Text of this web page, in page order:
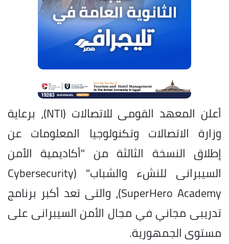
أعلن المعهد القومى للاتصالات (NTI)، برعاية
وزارة الاتصالات وتكنولوجيا المعلومات عن
إطلاق النسخة الثالثة من "أكاديمية الأمن
السيبرانى للنشء والشباب" (Cybersecurity
SuperHero Academy)، والتى تعد أكبر برنامج
تدريبى مجاني في مجال الأمن السيبرانى على
مستوى الجمهورية.